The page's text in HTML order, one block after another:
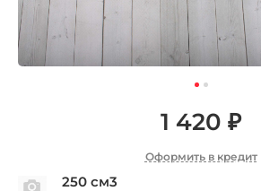
1 420 ₽
Оформить в кредит
250 см3